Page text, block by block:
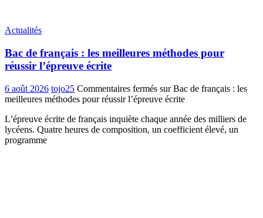
Actualités
Bac de français : les meilleures méthodes pour
réussir l’épreuve écrite
6 août 2026 tojo25 Commentaires fermés sur Bac de français : les
meilleures méthodes pour réussir l’épreuve écrite
L’épreuve écrite de français inquiète chaque année des milliers de
lycéens. Quatre heures de composition, un coefficient élevé, un
programme